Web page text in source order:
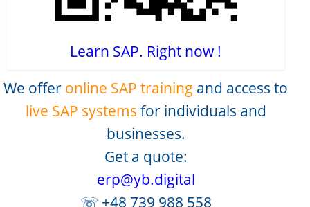
Learn SAP. Right now !
We offer online SAP training and access to
live SAP systems for individuals and
businesses.
Get a quote:
erp@yb.digital
☏ +48 739 988 558